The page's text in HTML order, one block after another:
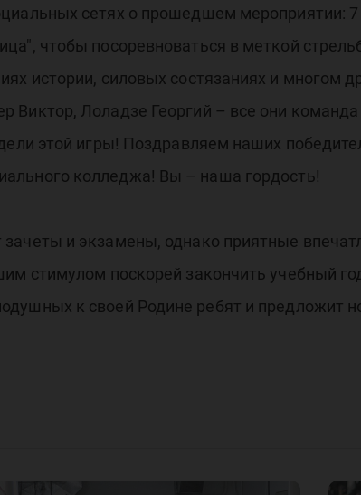
сетях о прошедшем мероприятии:
чтобы посоревноваться в меткой
истории, силовых состязаниях и
Лоладзе Георгий – все они
этой игры! Поздравляем наших
колледжа! Вы – наша гордость!
и экзамены, однако приятные
стимулом поскорей закончить учебный
к своей Родине ребят и предложит